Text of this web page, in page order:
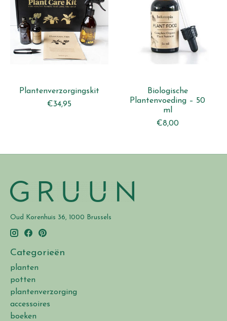
Plantenverzorgingskit
€34,95
Biologische
Plantenvoeding – 50
ml
€8,00
Oud Korenhuis 36, 1000 Brussels
Categorieën
planten
potten
plantenverzorging
accessoires
boeken